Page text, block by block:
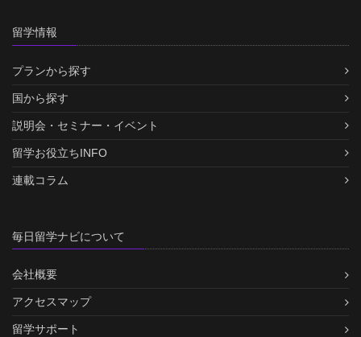
留学情報
プランから探す
国から探す
説明会・セミナー・イベント
留学お役立ちINFO
連載コラム
毎日留学ナビについて
会社概要
アクセスマップ
留学サポート